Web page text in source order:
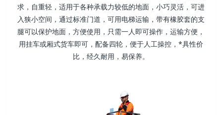
求，自重轻，适用于各种承载力较低的地面，小巧灵活，可进
入狭小空间，通过标准门道，可用电梯运输，带有橡胶套的支
腿可以保护地面，方便使用，只需一人即可操作，运输方便，
用挂车或厢式货车即可，配备四轮，便于人工操控，*具性价
比，经久耐用，易保养。